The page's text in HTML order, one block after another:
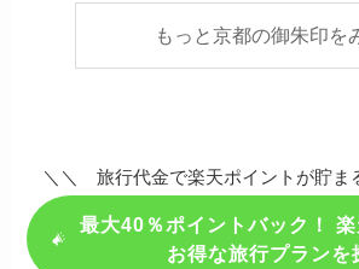
もっと京都の御朱印を
＼＼ 旅行代金で楽天ポイントが貯
最大40％ポイントバック！
お得な旅行プランを